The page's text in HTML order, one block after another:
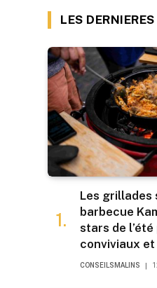
LES
Les grillades
barbecue
stars de
conviviaux
CONSEILSMALINS